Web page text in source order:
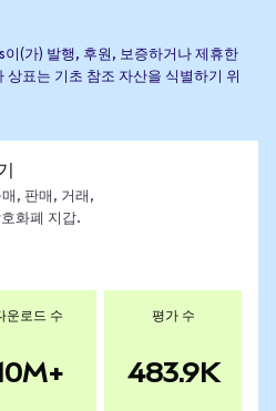
(가) 발행, 후원, 보증하거나 제휴한
상표는 기초 참조 자산을 식별하기 위
, 판매, 거래,
화폐 지갑.
운로드 수 평가 수
483.9K